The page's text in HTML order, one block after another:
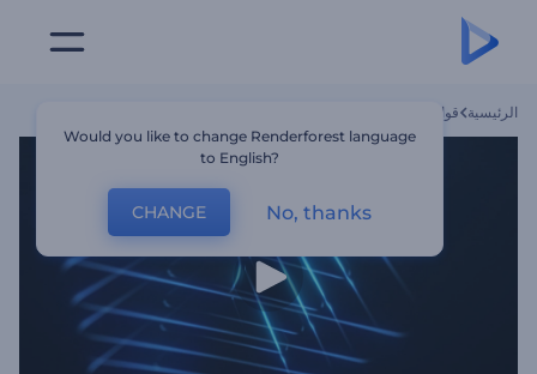
الرئيسية قوالب
Would you like to change Renderforest language
to English?
CHANGE No, thanks